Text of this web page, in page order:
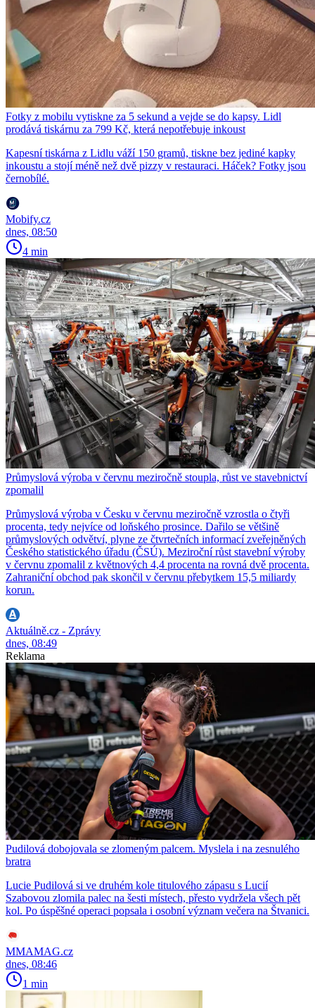
Fotky z mobilu vytiskne za 5 sekund a vejde se do kapsy. Lidl
prodává tiskárnu za 799 Kč, která nepotřebuje inkoust
Kapesní tiskárna z Lidlu váží 150 gramů, tiskne bez jediné kapky
inkoustu a stojí méně než dvě pizzy v restauraci. Háček? Fotky jsou
černobílé.
Mobify.cz
dnes, 08:50
4 min
Průmyslová výroba v červnu meziročně stoupla, růst ve stavebnictví
zpomalil
Průmyslová výroba v Česku v červnu meziročně vzrostla o čtyři
procenta, tedy nejvíce od loňského prosince. Dařilo se většině
průmyslových odvětví, plyne ze čtvrtečních informací zveřejněných
Českého statistického úřadu (ČSÚ). Meziroční růst stavební výroby
v červnu zpomalil z květnových 4,4 procenta na rovná dvě procenta.
Zahraniční obchod pak skončil v červnu přebytkem 15,5 miliardy
korun.
Aktuálně.cz - Zprávy
dnes, 08:49
Reklama
Pudilová dobojovala se zlomeným palcem. Myslela i na zesnulého
bratra
Lucie Pudilová si ve druhém kole titulového zápasu s Lucií
Szabovou zlomila palec na šesti místech, přesto vydržela všech pět
kol. Po úspěšné operaci popsala i osobní význam večera na Štvanici.
MMAMAG.cz
dnes, 08:46
1 min